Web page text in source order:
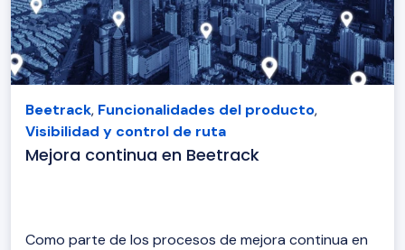
Beetrack, Funcionalidades del producto,
Visibilidad y control de ruta
Mejora continua en Beetrack
Como parte de los procesos de mejora continua en